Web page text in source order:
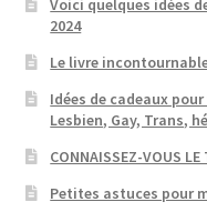
Voici quelques idées
2024
Le livre
Idées de cadeaux
Lesbien, Gay, Trans,
CONNAISSEZ-VOUS LE
Petites astuces pour